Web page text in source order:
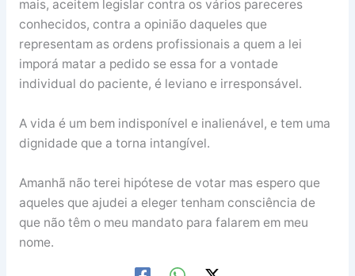
mais, aceitem legislar contra os vários pareceres
conhecidos, contra a opinião daqueles que
representam as ordens profissionais a quem a lei
imporá matar a pedido se essa for a vontade
individual do paciente, é leviano e irresponsável.
A vida é um bem indisponível e inalienável, e tem uma
dignidade que a torna intangível.
Amanhã não terei hipótese de votar mas espero que
aqueles que ajudei a eleger tenham consciência de
que não têm o meu mandato para falarem em meu
nome.